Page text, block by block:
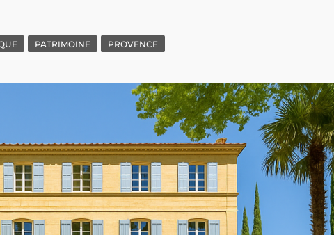
PATRIMOINE PROVENCE